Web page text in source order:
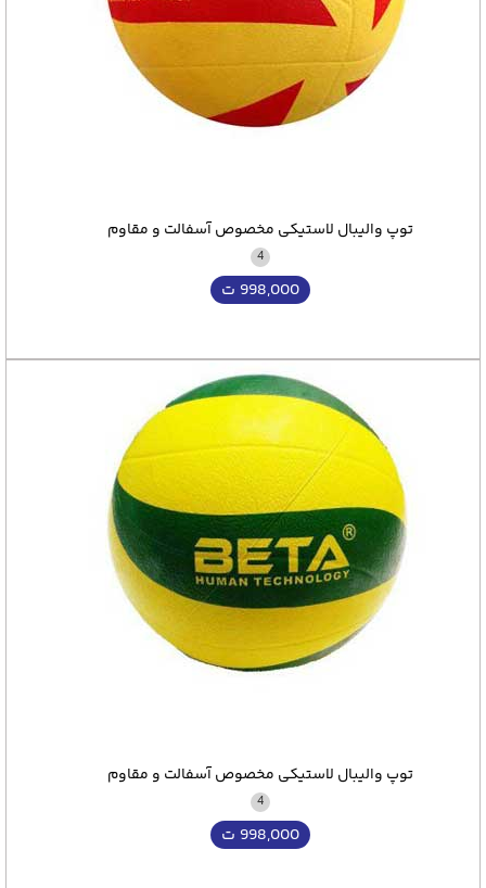
توپ والیبال لاستیکی مخصوص آسفالت و مقاوم
4
998,000 ت
توپ والیبال لاستیکی مخصوص آسفالت و مقاوم
4
998,000 ت